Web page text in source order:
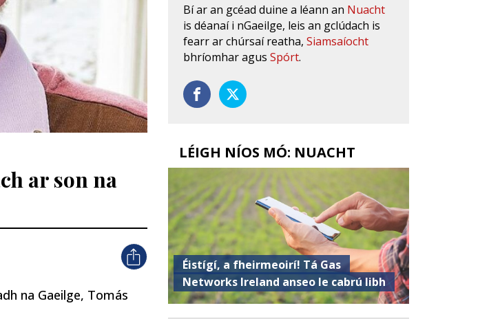
ar son na
na Gaeilge, Tomás
Bí ar an gcéad duine a léann an Nuacht
is déanaí i nGaeilge, leis an gclúdach is
fearr ar chúrsaí reatha,Siamsaíocht
bhríomhar agusSpórt.
LÉIGH NÍOS MÓ: NUACHT
Éistígí, a fheirmeoirí! Tá Gas
Networks Ireland anseo le cabrú libh